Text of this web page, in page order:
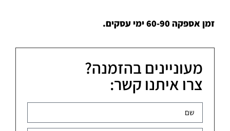
זמן אספקה 60-90 ימי עסקים.
מעוניינים בהזמנה?
צרו איתנו קשר: